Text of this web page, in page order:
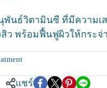
พันธ์วิตามินซี ที่มีความเ
ว พร้อมฟื้นฟูผิวให้กระจ่
แชร์